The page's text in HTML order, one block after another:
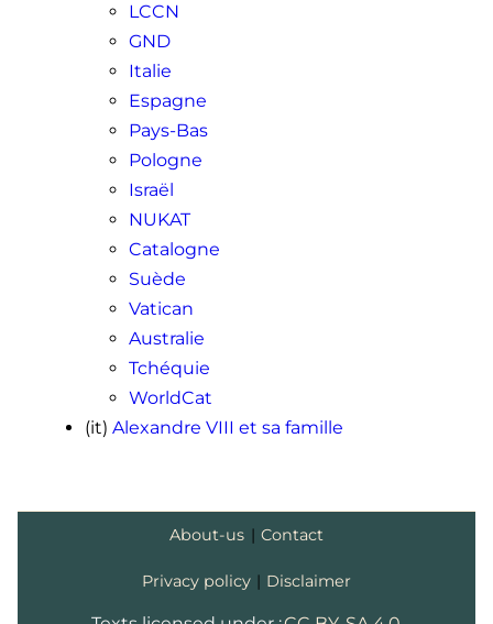
LCCN
GND
Italie
Espagne
Pays-Bas
Pologne
Israël
NUKAT
Catalogne
Suède
Vatican
Australie
Tchéquie
WorldCat
(it) Alexandre VIII et sa famille
About-us | Contact
Privacy policy | Disclaimer